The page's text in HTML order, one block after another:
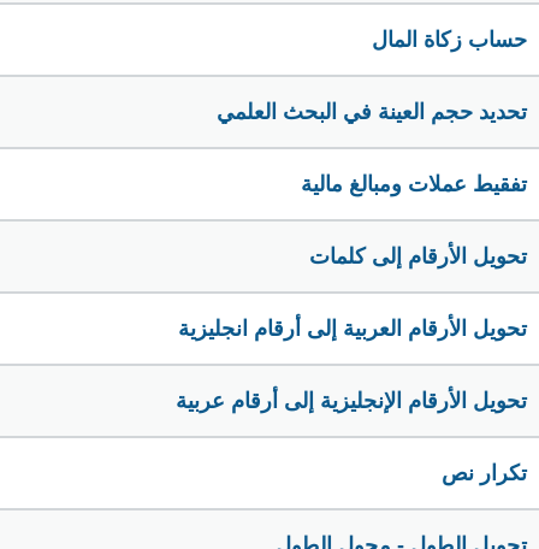
حساب زكاة المال
تحديد حجم العينة في البحث العلمي
تفقيط عملات ومبالغ مالية
تحويل الأرقام إلى كلمات
تحويل الأرقام العربية إلى أرقام انجليزية
تحويل الأرقام الإنجليزية إلى أرقام عربية
تكرار نص